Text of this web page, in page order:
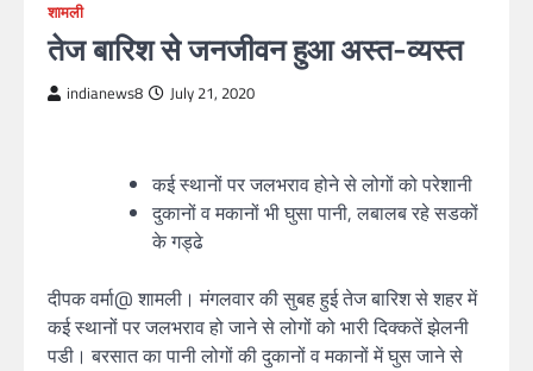
शामली
तेज बारिश से जनजीवन हुआ अस्त-व्यस्त
indianews8 July 21, 2020
कई स्थानों पर जलभराव होने से लोगों को परेशानी
दुकानों व मकानों भी घुसा पानी, लबालब रहे सडकों
के गड्ढे
दीपक वर्मा@ शामली। मंगलवार की सुबह हुई तेज बारिश से शहर में
कई स्थानों पर जलभराव हो जाने से लोगों को भारी दिक्कतें झेलनी
पडी। बरसात का पानी लोगों की दुकानों व मकानों में घुस जाने से